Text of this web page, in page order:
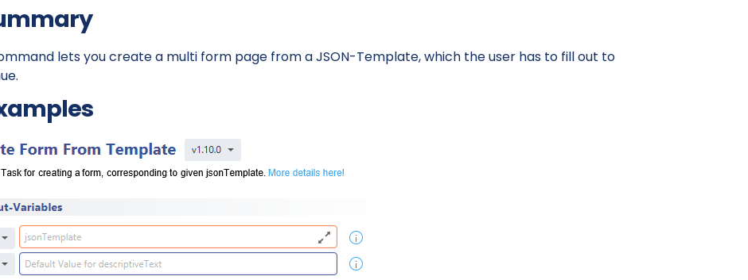
lets you create a multi form page from a JSON-Template, which the user has to fill out to